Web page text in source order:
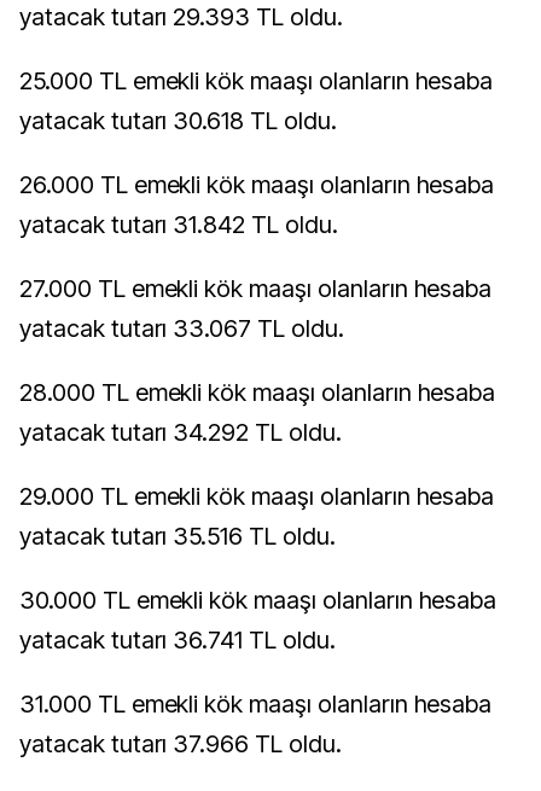
yatacak tutarı 29.393 TL oldu.
25.000 TL emekli kök maaşı olanların hesaba
yatacak tutarı 30.618 TL oldu.
26.000 TL emekli kök maaşı olanların hesaba
yatacak tutarı 31.842 TL oldu.
27.000 TL emekli kök maaşı olanların hesaba
yatacak tutarı 33.067 TL oldu.
28.000 TL emekli kök maaşı olanların hesaba
yatacak tutarı 34.292 TL oldu.
29.000 TL emekli kök maaşı olanların hesaba
yatacak tutarı 35.516 TL oldu.
30.000 TL emekli kök maaşı olanların hesaba
yatacak tutarı 36.741 TL oldu.
31.000 TL emekli kök maaşı olanların hesaba
yatacak tutarı 37.966 TL oldu.